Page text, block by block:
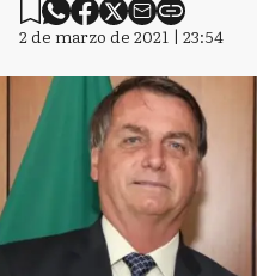
2 de marzo de 2021 | 23:54